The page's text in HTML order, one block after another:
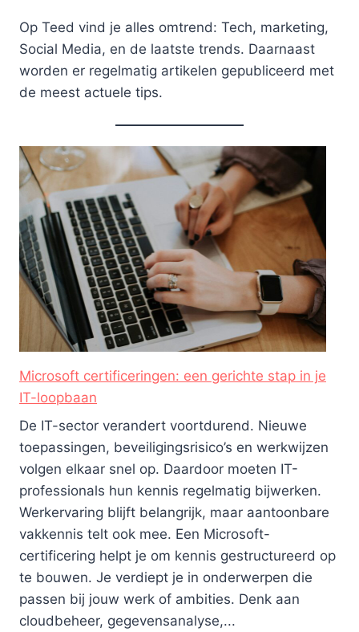
Op Teed vind je alles omtrend: Tech, marketing,
Social Media, en de laatste trends. Daarnaast
worden er regelmatig artikelen gepubliceerd met
de meest actuele tips.
Microsoft certificeringen: een gerichte stap in je
IT-loopbaan
De IT-sector verandert voortdurend. Nieuwe
toepassingen, beveiligingsrisico’s en werkwijzen
volgen elkaar snel op. Daardoor moeten IT-
professionals hun kennis regelmatig bijwerken.
Werkervaring blijft belangrijk, maar aantoonbare
vakkennis telt ook mee. Een Microsoft-
certificering helpt je om kennis gestructureerd op
te bouwen. Je verdiept je in onderwerpen die
passen bij jouw werk of ambities. Denk aan
cloudbeheer, gegevensanalyse,...